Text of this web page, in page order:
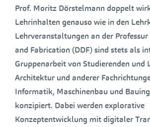
Prof. Moritz Dörstelmann doppelt
Lehrinhalten genauso wie in den
Lehrveranstaltungen an der
and Fabrication (DDF) sind stets als
Gruppenarbeit von Studierenden und
Architektur und anderer
Informatik, Maschinenbau und
konzipiert. Dabei werden explorative
Konzeptentwicklung mit digitaler